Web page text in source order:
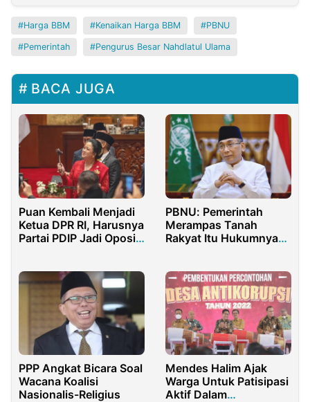
Harga BBM Kenaikan Harga BBM PBNU
Pemerintah Pengurus Besar Nahdlatul Ulama
BACA JUGA
Puan Kembali Menjadi
Ketua DPR RI, Harusnya
Partai PDIP Jadi Oposisi
PBNU: Pemerintah
Merampas Tanah
Rakyat Itu Hukumnya
PPP Angkat Bicara Soal
Wacana Koalisi
Nasionalis-Religius
Mendes Halim Ajak
Warga Untuk Patisipasi
Aktif Dalam